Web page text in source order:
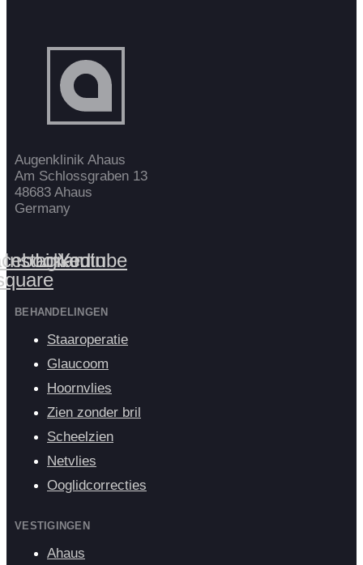
Augenklinik Ahaus
Am Schlossgraben 13
48683 Ahaus
Germany
Instagram
Linkedin
Youtube
BEHANDELINGEN
Staaroperatie
Glaucoom
Hoornvlies
Zien zonder bril
Scheelzien
Netvlies
Ooglidcorrecties
VESTIGINGEN
Ahaus